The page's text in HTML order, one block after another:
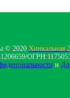
© 2020 Хинкальная
и